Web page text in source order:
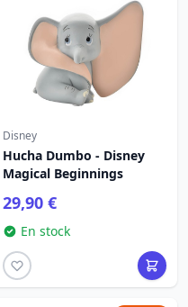
Disney
Hucha Dumbo - Disney
Magical Beginnings
29,90 €
En stock